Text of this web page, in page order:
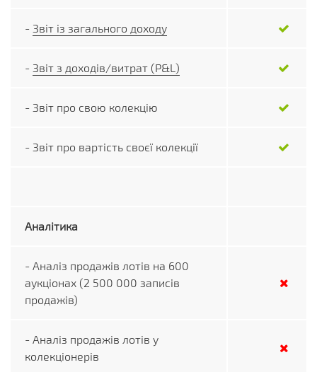
- Звіт із загального доходу
- Звіт з доходів/витрат (P&L)
- Звіт про свою колекцію
- Звіт про вартість своєї колекції
Аналітика
- Аналіз продажів лотів на 600
аукціонах (2 500 000 записів
продажів)
- Аналіз продажів лотів у
колекціонерів